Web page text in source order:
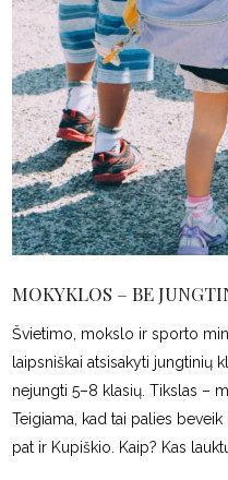
MOKYKLOS – BE
Švietimo, mokslo ir sporto
laipsniškai atsisakyti jungtinių
nejungti 5–8 klasių. Tikslas –
Teigiama, kad tai palies
pat ir Kupiškio. Kaip? Kas